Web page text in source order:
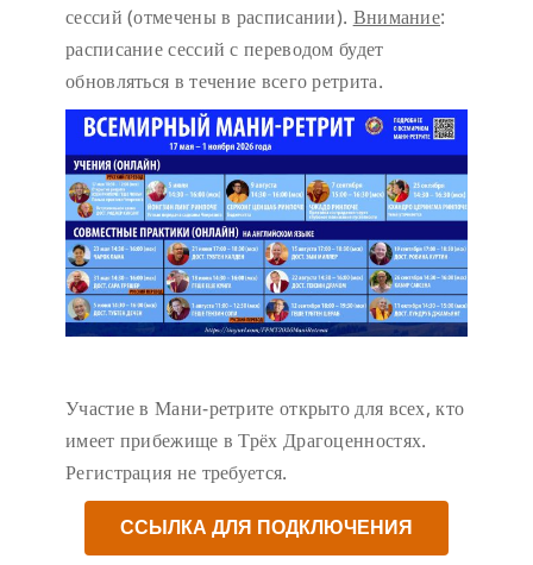
сессий (отмечены в расписании). Внимание:
расписание сессий с переводом будет
обновляться в течение всего ретрита.
Участие в Мани-ретрите открыто для всех, кто
имеет прибежище в Трёх Драгоценностях.
Регистрация не требуется.
ССЫЛКА ДЛЯ ПОДКЛЮЧЕНИЯ